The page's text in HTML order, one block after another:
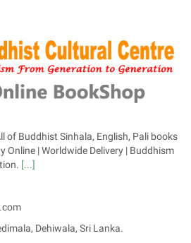
of Buddhist Sinhala, English, Pali books
Online | Worldwide Delivery | Buddhism
[...]
Dehiwala, Sri Lanka.